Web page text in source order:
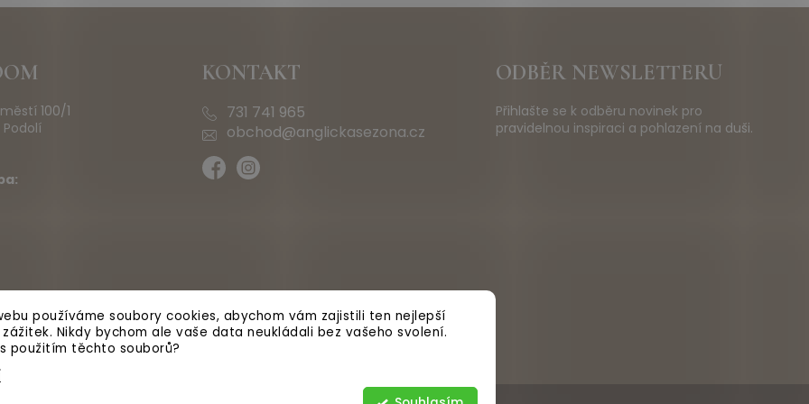
používáme soubory cookies, abychom vám zajistili ten nejlepší
Nikdy bychom ale vaše data neukládali bez vašeho svolení.
použitím těchto souborů?
100/1
KONTAKT
731 741 965
obchod@anglickasezona.cz
ODBĚR NEWSLETTERU
Přihlašte se k odběru novinek pro
pravidelnou inspiraci a pohlazení na duši.